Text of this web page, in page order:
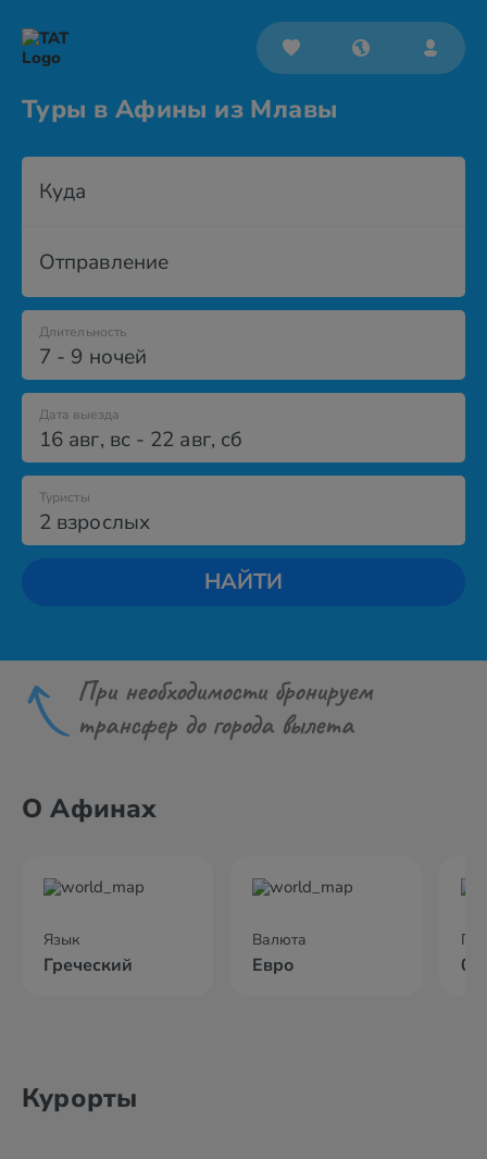
Туры в Афины из Млавы
Куда
Отправление
7 - 9 ночей
Длительность
Дата выезда
16 авг, вс- 22 авг, сб
2 взрослых
Туристы
НАЙТИ
При необходимости бронируем
трансфер до города вылета
О Афинах
Язык
Греческий
Валюта
Евро
Курорты